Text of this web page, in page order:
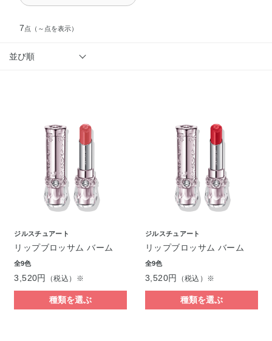
7点 （～点を表示）
並び順
ジルスチュアート
リップブロッサム バーム
全9色
3,520円 （税込）※
種類を選ぶ
ジルスチュアート
リップブロッサム バーム
全9色
3,520円 （税込）※
種類を選ぶ